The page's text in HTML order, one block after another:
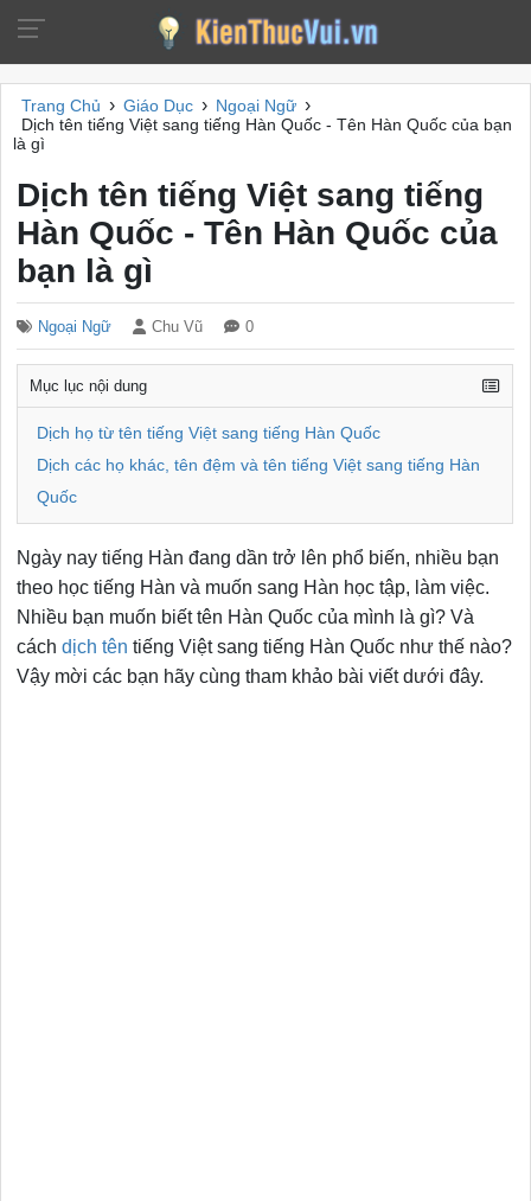
Trang Chủ › Giáo Dục › Ngoại Ngữ ›
Dịch tên tiếng Việt sang tiếng Hàn Quốc - Tên Hàn Quốc của bạn
là gì
Dịch tên tiếng Việt sang tiếng
Hàn Quốc - Tên Hàn Quốc của
bạn là gì
Ngoại Ngữ Chu Vũ 0
Mục lục nội dung
Dịch họ từ tên tiếng Việt sang tiếng Hàn Quốc
Dịch các họ khác, tên đệm và tên tiếng Việt sang tiếng Hàn
Quốc
Ngày nay tiếng Hàn đang dần trở lên phổ biến, nhiều bạn
theo học tiếng Hàn và muốn sang Hàn học tập, làm việc.
Nhiều bạn muốn biết tên Hàn Quốc của mình là gì? Và
cáchdịch tên tiếng Việt sang tiếng Hàn Quốc như thế nào?
Vậy mời các bạn hãy cùng tham khảo bài viết dưới đây.